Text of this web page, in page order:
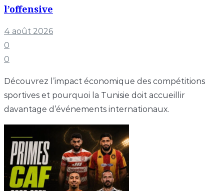
l’offensive
4 août 2026
0
0
Découvrez l’impact économique des compétitions
sportives et pourquoi la Tunisie doit accueillir
davantage d’événements internationaux.